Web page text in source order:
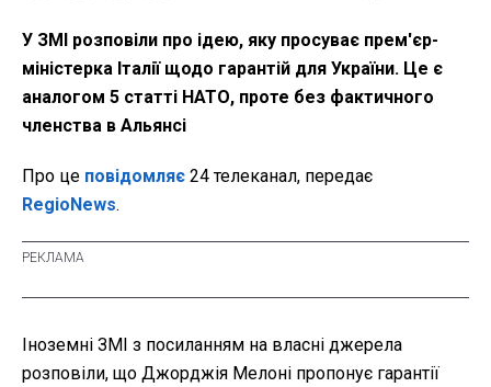
У ЗМІ розповіли про ідею, яку просуває прем'єр-
міністерка Італії щодо гарантій для України. Це є
аналогом 5 статті НАТО, проте без фактичного
членства в Альянсі
Про це повідомляє 24 телеканал, передає
RegioNews.
Іноземні ЗМІ з посиланням на власні джерела
розповіли, що Джорджія Мелоні пропонує гарантії